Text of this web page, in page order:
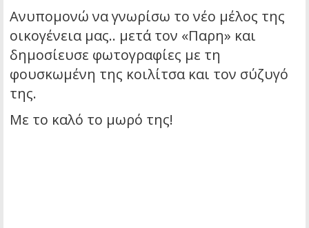
Ανυπομονώ να γνωρίσω το νέο μέλος της
οικογένεια μας.. μετά τον «Παρη» και
δημοσίευσε φωτογραφίες με τη
φουσκωμένη της κοιλίτσα και τον σύζυγό
της.
Με το καλό το μωρό της!